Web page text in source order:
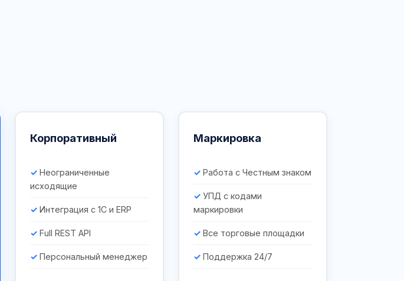
Корпоративный
Неограниченные
исходящие
Интеграция с 1С и ERP
Full REST API
Персональный менеджер
Маркировка
Работа с Честным знаком
УПД с кодами
маркировки
Все торговые площадки
Поддержка 24/7